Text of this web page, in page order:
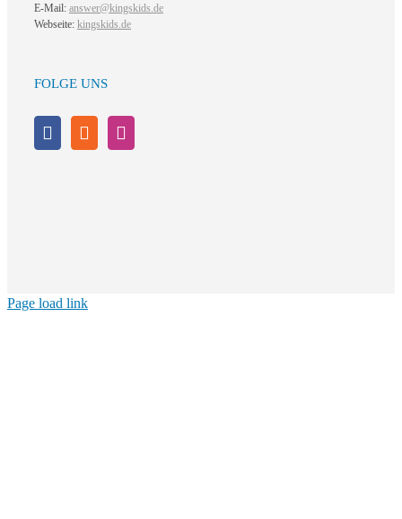
E-Mail: answer@kingskids.de
Webseite: kingskids.de
FOLGE UNS
Page load link